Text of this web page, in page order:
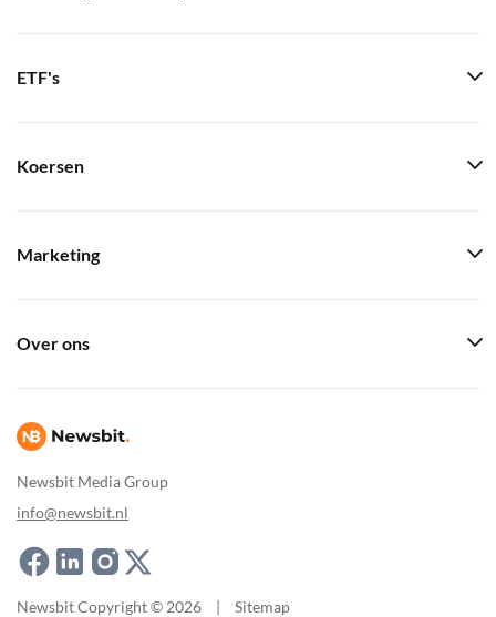
Newsbit Media Group
info@newsbit.nl
ETF's
Koersen
Marketing
Over ons
Newsbit Copyright © 2026 | Sitemap